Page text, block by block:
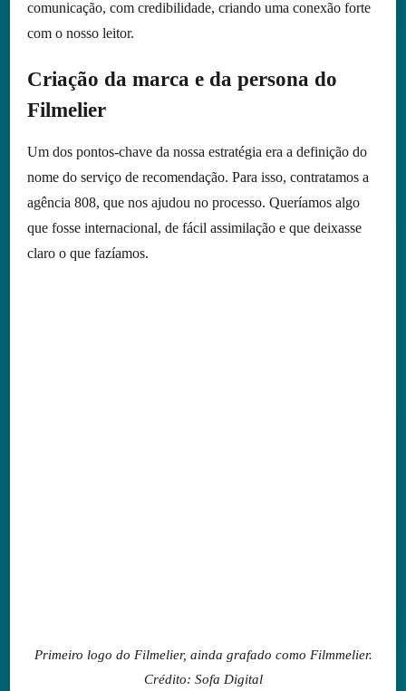
comunicação, com credibilidade, criando uma conexão forte
com o nosso leitor.
Criação da marca e da persona do
Filmelier
Um dos pontos-chave da nossa estratégia era a definição do
nome do serviço de recomendação. Para isso, contratamos a
agência 808, que nos ajudou no processo. Queríamos algo
que fosse internacional, de fácil assimilação e que deixasse
claro o que fazíamos.
Primeiro logo do Filmelier, ainda grafado como Filmmelier.
Crédito: Sofa Digital